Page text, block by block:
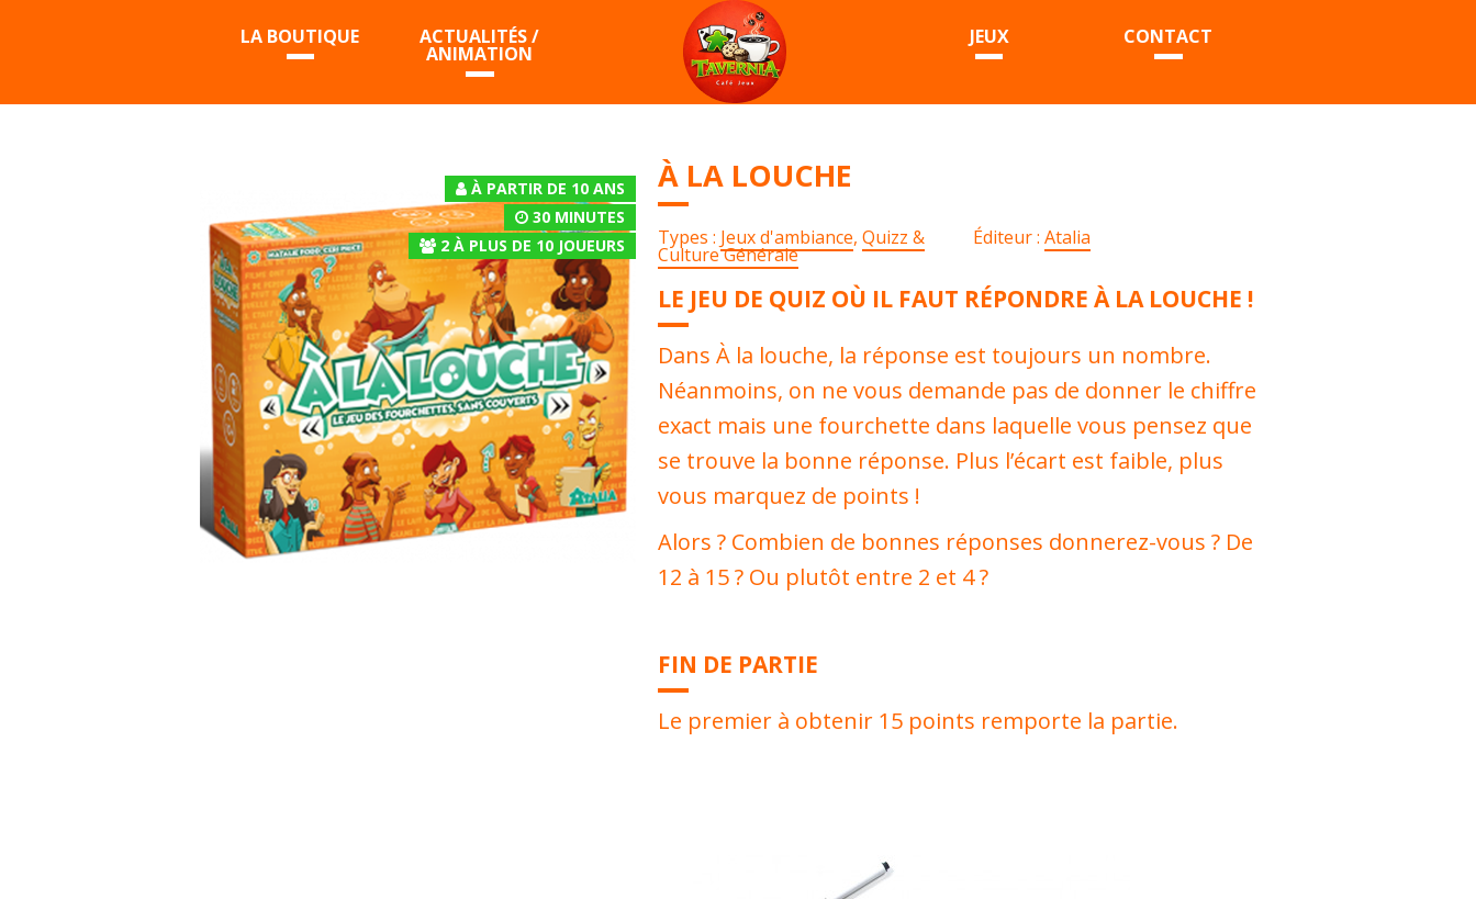
LA BOUTIQUE ACTUALITÉS /
ANIMATION
JEUX CONTACT
À PARTIR DE 10 ANS
30 MINUTES
2À PLUS DE 10JOUEURS
À LA LOUCHE
Types : Jeux d'ambiance, Quizz &
Culture Générale
Éditeur :Atalia
LE JEU DE QUIZ OÙ IL FAUT RÉPONDRE À LA LOUCHE !
Dans À la louche, la réponse est toujours un nombre.
Néanmoins, on ne vous demande pas de donner le chiffre
exact mais une fourchette dans laquelle vous pensez que
se trouve la bonne réponse. Plus l’écart est faible, plus
vous marquez de points !
Alors ? Combien de bonnes réponses donnerez-vous ? De
12 à 15 ? Ou plutôt entre 2 et 4 ?
FIN DE PARTIE
Le premier à obtenir 15 points remporte la partie.